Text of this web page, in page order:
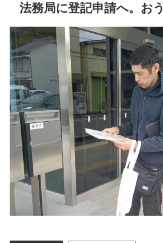
法務局に登記申請へ。お